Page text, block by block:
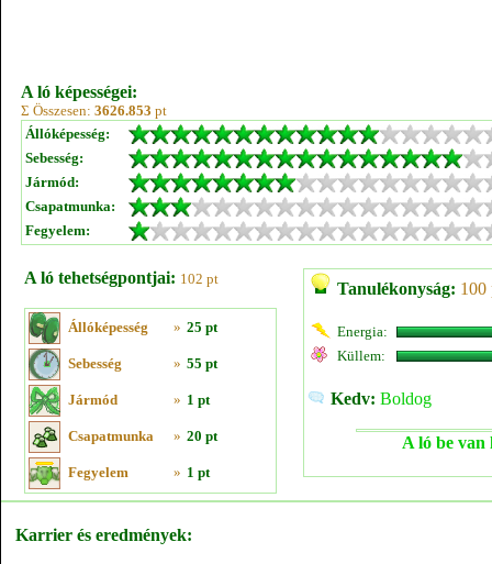
A ló képességei:
Σ Összesen: 3626.853 pt
Állóképesség:
Sebesség:
Jármód:
Csapatmunka:
Fegyelem:
A ló tehetségpontjai: 102 pt
Állóképesség » 25 pt
Sebesség » 55 pt
Jármód » 1 pt
Csapatmunka » 20 pt
Fegyelem » 1 pt
Tanulékonyság: 100
Energia:
Küllem:
Kedv: Boldog
A ló be van
Karrier és eredmények: